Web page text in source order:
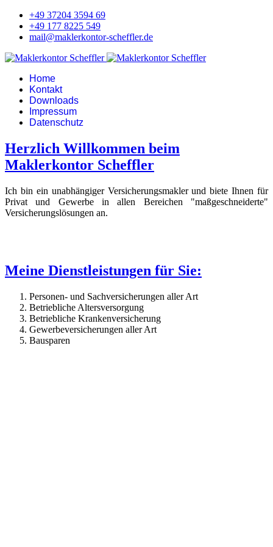
+49 37204 3594 69
+49 177 8225 549
mail@maklerkontor-scheffler.de
Home
Kontakt
Downloads
Impressum
Datenschutz
Herzlich Willkommen beim
Maklerkontor Scheffler
Ich bin ein unabhängiger Versicherungsmakler und biete Ihnen für
Privat und Gewerbe in allen Bereichen "maßgeschneiderte"
Versicherungslösungen an.
Meine Dienstleistungen für Sie:
Personen- und Sachversicherungen aller Art
Betriebliche Altersversorgung
Betriebliche Krankenversicherung
Gewerbeversicherungen aller Art
Bausparen